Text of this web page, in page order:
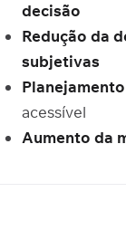
decisão
Redução da
subjetivas
acessível
Aumento da